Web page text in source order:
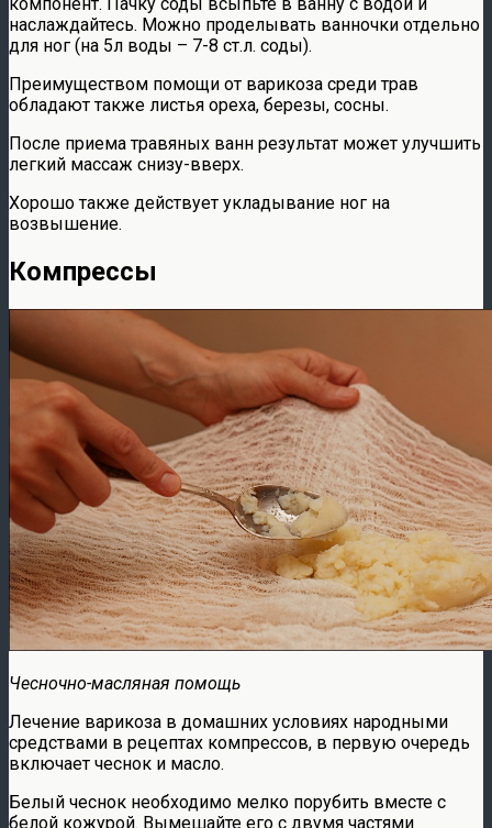
компонент. Пачку соды всыпьте в ванну с водой и
наслаждайтесь. Можно проделывать ванночки отдельно
для ног (на 5л воды – 7-8 ст.л. соды).
Преимуществом помощи от варикоза среди трав
обладают также листья ореха, березы, сосны.
После приема травяных ванн результат может улучшить
легкий массаж снизу-вверх.
Хорошо также действует укладывание ног на
возвышение.
Компрессы
Чесночно-масляная помощь
Лечение варикоза в домашних условиях народными
средствами в рецептах компрессов, в первую очередь
включает чеснок и масло.
Белый чеснок необходимо мелко порубить вместе с
белой кожурой. Вымешайте его с двумя частями